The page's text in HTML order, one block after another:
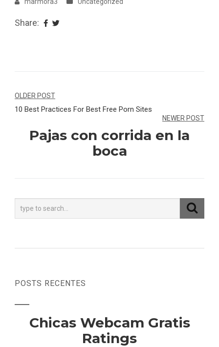
Share:
Navegação
de
Post
OLDER POST
10 Best Practices For Best Free Porn Sites
NEWER POST
Pajas con corrida en la
boca
POSTS RECENTES
Chicas Webcam Gratis
Ratings